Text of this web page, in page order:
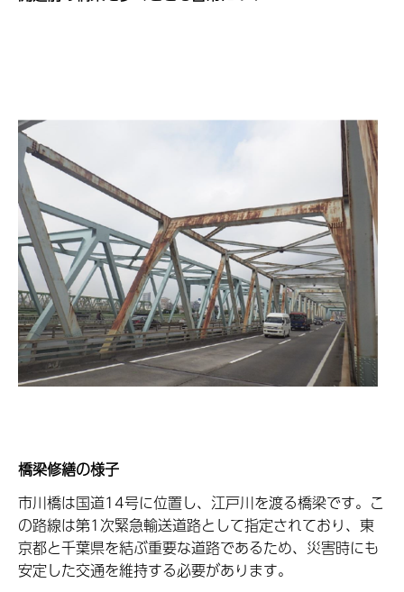
橋梁修繕の様子
市川橋は国道14号に位置し、江戸川を渡る橋梁です。こ
の路線は第1次緊急輸送道路として指定されており、東
京都と千葉県を結ぶ重要な道路であるため、災害時にも
安定した交通を維持する必要があります。